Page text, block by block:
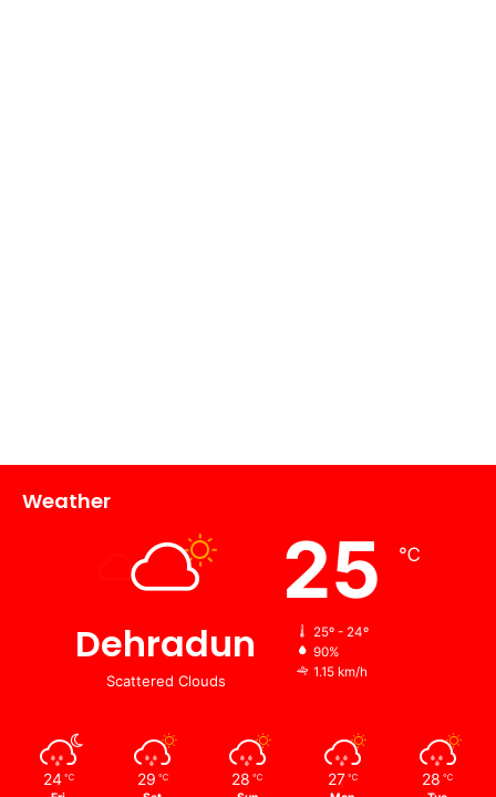
Weather
Dehradun
Scattered Clouds
25 ℃
25º - 24º
90%
1.15 km/h
24 ℃ 29 ℃ 28 ℃ 27 ℃ 28 ℃